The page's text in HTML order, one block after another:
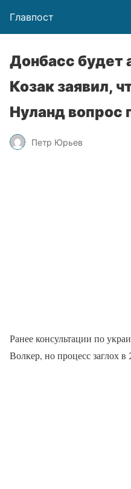
Главпост
Донбасс будет
Козак заявил,
Нуланд вопрос
Петр Юрьев
Ранее консультации по
Волкер, но процесс заглох в